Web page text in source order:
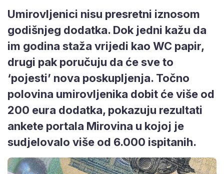
Umirovljenici nisu presretni iznosom
godišnjeg dodatka. Dok jedni kažu da
im godina staža vrijedi kao WC papir,
drugi pak poručuju da će sve to
‘pojesti’ nova poskupljenja. Točno
polovina umirovljenika dobit će više od
200 eura dodatka, pokazuju rezultati
ankete portala Mirovina u kojoj je
sudjelovalo više od 6.000 ispitanih.